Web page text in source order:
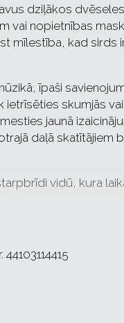
dziļākos
vai nopietnības
mīlestība, kad sirds
īpaši
ietrīsēties skumjās
jaunā
daļā skatītājiem
vidū, kura